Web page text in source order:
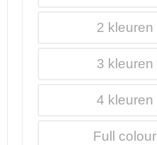
2
3
4
Full colour